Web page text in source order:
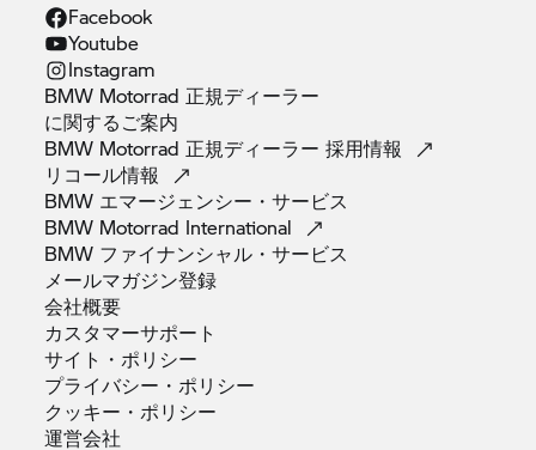
Facebook
Youtube
Instagram
BMW Motorrad 正規ディーラー
に関するご案内
BMW Motorrad 正規ディーラー採用情報
リコール情報
BMW エマージェンシー・サービス
BMW Motorrad International
BMW ファイナンシャル・サービス
メールマガジン登録
会社概要
カスタマーサポート
サイト・ポリシー
プライバシー・ポリシー
クッキー・ポリシー
運営会社